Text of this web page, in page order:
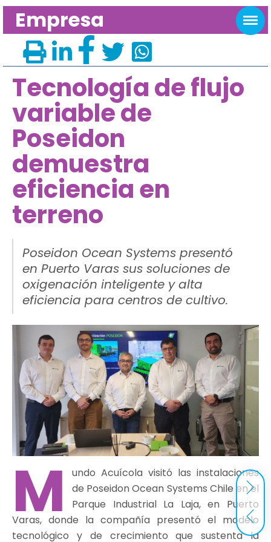
Empresa
Tecnología de flujo
variable de
Poseidon
demuestra
eficiencia en
terreno
Poseidon Ocean Systems presentó
en Puerto Varas sus soluciones de
oxigenación inteligente y alta
eficiencia para centros de cultivo.
M
undo Acuícola visitó las instalaciones
de Poseidon Ocean Systems Chile en el
Parque Industrial La Laja, en Puerto
Varas, donde la compañía presentó el modelo
tecnológico y de crecimiento que sustenta la